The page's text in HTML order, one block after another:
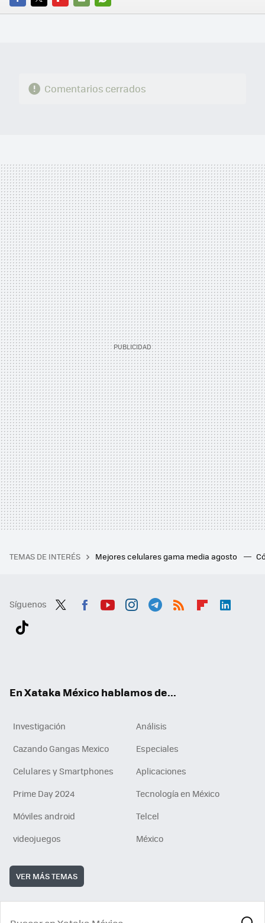
FACEBOOK
TWITTERFLIPBOARD
E-
WHATSAPP
Comentarios cerrados
TEMAS DE INTERÉS Mejores celulares gama media agosto
Síguenos
En Xataka México hablamos de...
Investigación
Análisis
Cazando Gangas Mexico
Especiales
Celulares y Smartphones
Aplicaciones
Prime Day 2024
Tecnología en México
Móviles android
Telcel
videojuegos
México
VER MÁS TEMAS